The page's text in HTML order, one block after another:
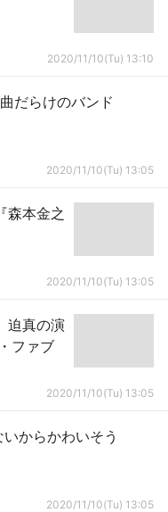
2020/11/10(Tu) 13:10
だらけのバンド
2020/11/10(Tu) 13:05
森本金之
2020/11/10(Tu) 13:05
迫真の演
ファブ
2020/11/10(Tu) 13:05
からかわいそう
2020/11/10(Tu) 13:05